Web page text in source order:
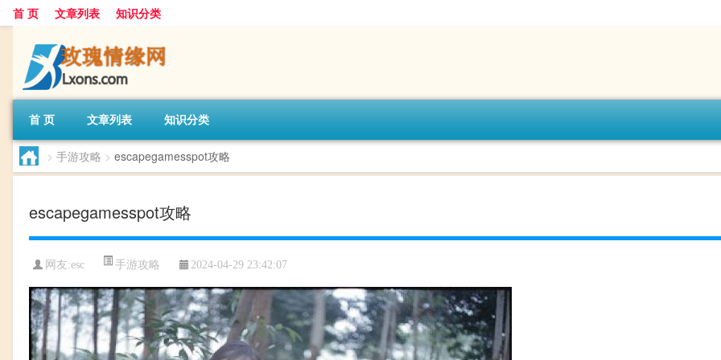
首 页 文章列表 知识分类
首 页 文章列表 知识分类
> 手游攻略 > escapegamesspot攻略
escapegamesspot攻略
网友:esc 手游攻略 2024-04-29 23:42:07